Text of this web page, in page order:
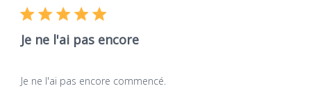
Je ne l'ai pas encore
Je ne l'ai pas encore commencé.